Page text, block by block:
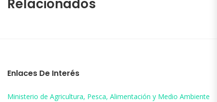
Relacionados
Enlaces De Interés
Ministerio de Agricultura, Pesca, Alimentación y Medio Ambiente